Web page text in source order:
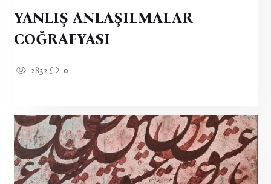
YANLIŞ ANLAŞILMALAR
COĞRAFYASI
2832 0